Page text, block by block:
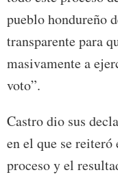
pueblo hondureño
transparente para
masivamente a
voto”.
Castro dio sus
en el que se
proceso y el